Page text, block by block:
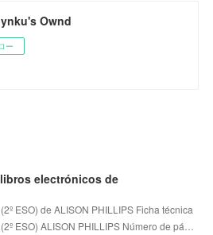
Ownd
ー
electrónicos de
ESO) de ALISON PHILLIPS Ficha técnica
ESO) ALISON PHILLIPS Número de pá…